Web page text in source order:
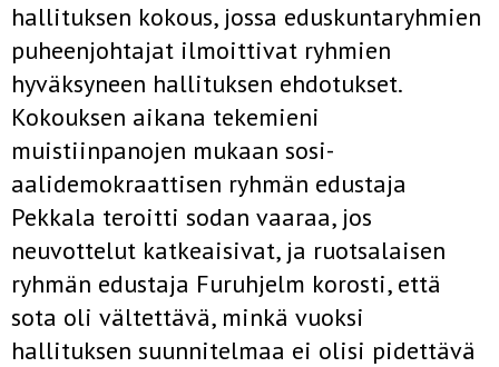
hallituksen kokous, jossa eduskuntaryhmien
puheenjohtajat ilmoittivat ryhmien
hyväksyneen hallituksen ehdotukset.
Kokouksen aikana tekemieni
muistiinpanojen mukaan sosi­
aalidemokraattisen ryhmän edustaja
Pekkala teroitti sodan vaaraa, jos
neuvottelut katkeaisivat, ja ruotsalaisen
ryhmän edustaja Furuhjelm ko­rosti, että
sota oli vältettävä, minkä vuoksi
hallituksen suunnitelmaa ei olisi pidettävä